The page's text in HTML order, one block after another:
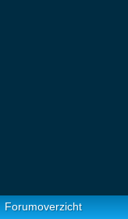
Forumoverzicht